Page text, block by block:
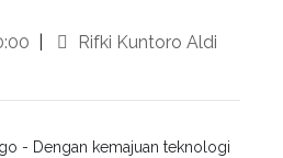
Rifki Kuntoro Aldi
- Dengan kemajuan teknologi